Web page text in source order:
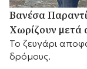
Βανέσα
Χωρίζουν μετά
Το ζευγάρι
δρόμους.